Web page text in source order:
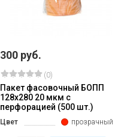
300 руб.
(0)
Пакет фасовочный БОПП
128х280 20 мкм с
перфорацией (500 шт.)
Цвет прозрачный